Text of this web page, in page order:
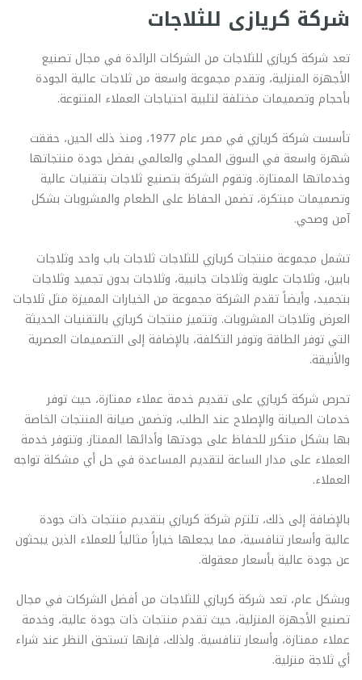
شركة كريازى للثلاجات
تعد شركة كريازي للثلاجات من الشركات الرائدة في مجال تصنيع
الأجهزة المنزلية، وتقدم مجموعة واسعة من ثلاجات عالية الجودة
بأحجام وتصميمات مختلفة لتلبية احتياجات العملاء المتنوعة.
تأسست شركة كريازي في مصر عام 1977، ومنذ ذلك الحين، حققت
شهرة واسعة في السوق المحلي والعالمي بفضل جودة منتجاتها
وخدماتها الممتازة. وتقوم الشركة بتصنيع ثلاجات بتقنيات عالية
وتصميمات مبتكرة، تضمن الحفاظ على الطعام والمشروبات بشكل
آمن وصحي.
تشمل مجموعة منتجات كريازي للثلاجات ثلاجات باب واحد وثلاجات
بابين، وثلاجات علوية وثلاجات جانبية، وثلاجات بدون تجميد وثلاجات
بتجميد، وأيضاً تقدم الشركة مجموعة من الخيارات المميزة مثل ثلاجات
العرض وثلاجات المشروبات. وتتميز منتجات كريازي بالتقنيات الحديثة
التي توفر الطاقة وتوفر التكلفة، بالإضافة إلى التصميمات العصرية
والأنيقة.
تحرص شركة كريازي على تقديم خدمة عملاء ممتازة، حيث توفر
خدمات الصيانة والإصلاح عند الطلب، وتضمن صيانة المنتجات الخاصة
بها بشكل متكرر للحفاظ على جودتها وأدائها الممتاز. وتتوفر خدمة
العملاء على مدار الساعة لتقديم المساعدة في حل أي مشكلة تواجه
العملاء.
بالإضافة إلى ذلك، تلتزم شركة كريازي بتقديم منتجات ذات جودة
عالية وأسعار تنافسية، مما يجعلها خياراً مثالياً للعملاء الذين يبحثون
عن جودة عالية بأسعار معقولة.
وبشكل عام، تعد شركة كريازي للثلاجات من أفضل الشركات في مجال
تصنيع الأجهزة المنزلية، حيث تقدم منتجات ذات جودة عالية، وخدمة
عملاء ممتازة، وأسعار تنافسية. ولذلك، فإنها تستحق النظر عند شراء
أي ثلاجة منزلية.